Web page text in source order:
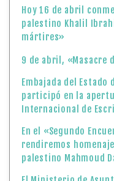
Hoy 16 de abril
palestino Khalil
mártires»
9 de abril, «Masacre
Embajada del
participó en la
Internacional de
En el «Segundo
rendiremos
palestino Mahmoud